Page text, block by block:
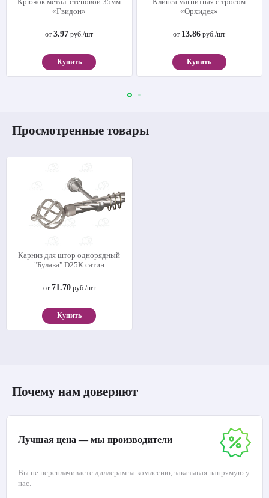
«Гвидон»
от3.97 руб./шт
Купить
«Орхидея»
от 13.86 руб./шт
Купить
Просмотренные товары
Карниз для штор однорядный
"Булава" D25К сатин
от 71.70руб./шт
Купить
Почему нам доверяют
Лучшая цена — мы производители
Вы не переплачиваете диллерам за комиссию, заказывая напрямую у
нас.